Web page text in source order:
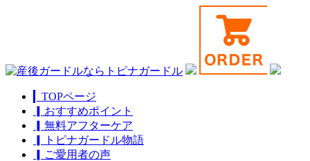
▎TOPページ
▎おすすめポイント
▎無料アフターケア
▎トピナガードル物語
▎ご愛用者の声